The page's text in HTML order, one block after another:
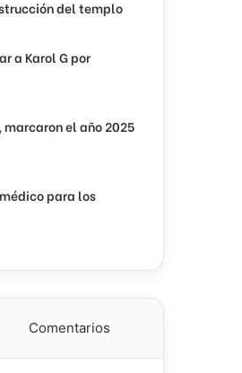
del templo
a Karol G por
el año 2025
para los
Comentarios